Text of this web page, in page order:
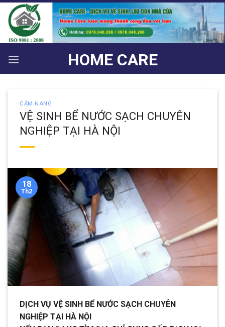
Bỏ
qua
nội
dung
HOME CARE
CẨM NANG
VỆ SINH BỂ NƯỚC SẠCH CHUYÊN
NGHIỆP TẠI HÀ NỘI
18
Th2
DỊCH VỤ VỆ SINH BỂ NƯỚC SẠCH CHUYÊN
NGHIỆP TẠI HÀ NỘI